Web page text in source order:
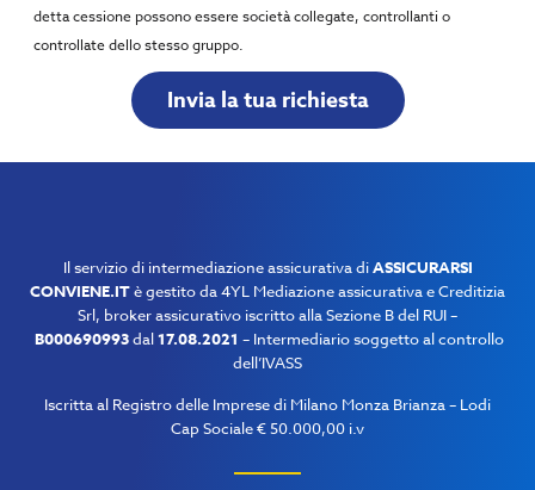
detta cessione possono essere società collegate, controllanti o
controllate dello stesso gruppo.
Invia la tua richiesta
Il servizio di intermediazione assicurativa diASSICURARSI
CONVIENE.ITè gestito da 4YL Mediazione assicurativa e Creditizia
Srl, broker assicurativo iscritto alla Sezione B del RUI –
B000690993dal17.08.2021 – Intermediario soggetto al controllo
dell’IVASS
Iscritta al Registro delle Imprese di Milano Monza Brianza – Lodi
Cap Sociale € 50.000,00 i.v